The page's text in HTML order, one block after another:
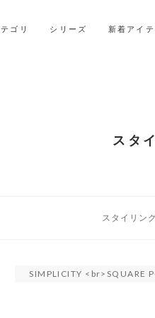
ゴリ
シリーズ 新着アイテ
スタ
SIMPLICITY <br>SQUARE